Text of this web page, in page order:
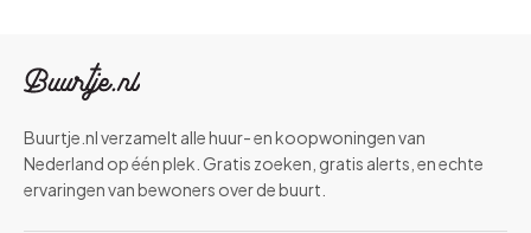
Buurtje.nl verzamelt alle huur- en koopwoningen van
Nederland op één plek. Gratis zoeken, gratis alerts, en echte
ervaringen van bewoners over de buurt.